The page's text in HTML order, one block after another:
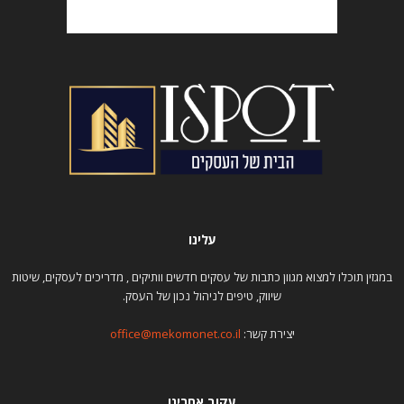
עלינו
במגזין תוכלו למצוא מגוון כתבות של עסקים חדשים וותיקים , מדריכים לעסקים, שיטות
שיווק, טיפים לניהול נכון של העסק.
יצירת קשר: office@mekomonet.co.il